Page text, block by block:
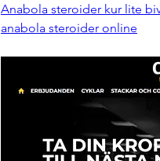
Anabola steroider kur lite
anabola steroider online